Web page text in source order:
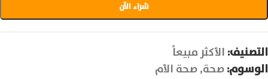
شراء الآن
التصنيف: الأكثر مبيعاً
الوسوم:صحة,صحة الأم